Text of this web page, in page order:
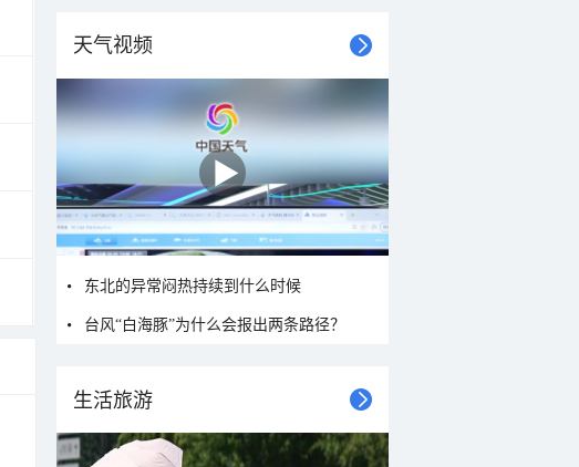
天气视频
东北的异常闷热持续到什么时候
台风“白海豚”为什么会报出两条路径？
生活旅游